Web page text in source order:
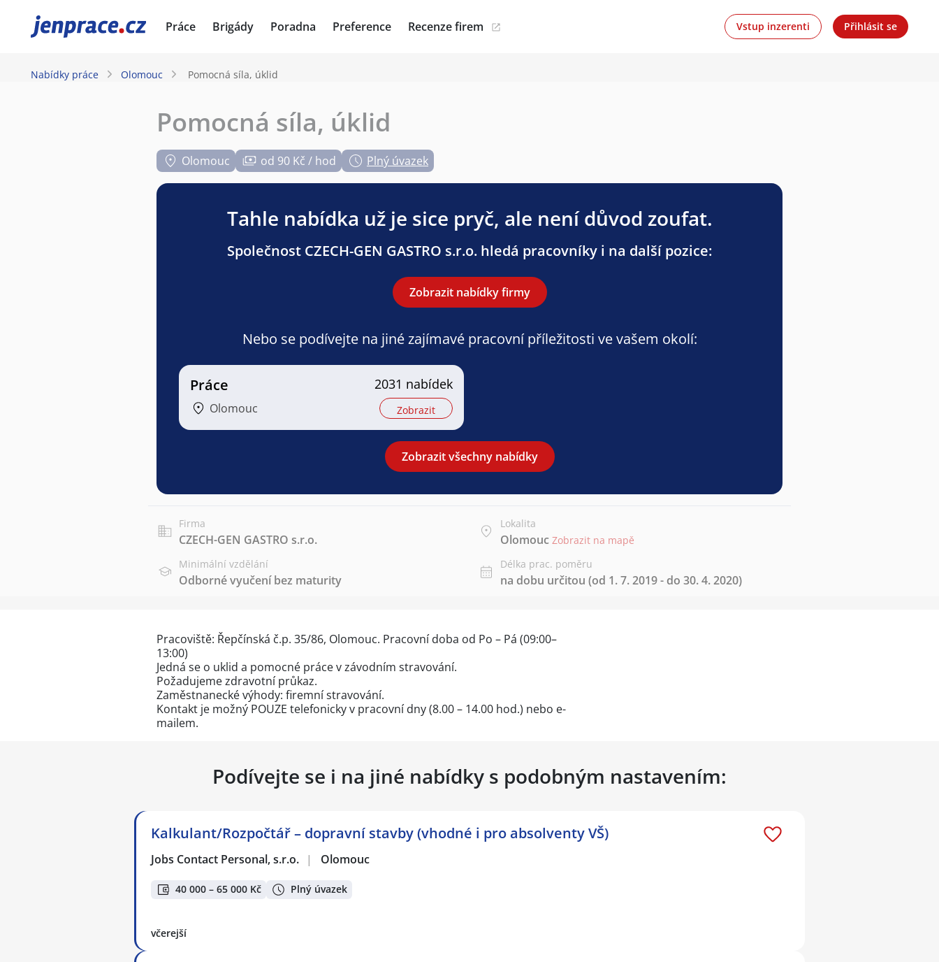
JenPráce.cz Práce Brigády Poradna Preference Recenze firem Vstup inzerenti Přihlásit se
Nabídky práce Olomouc Pomocná síla, úklid
Pomocná síla, úklid
Olomouc od 90 Kč / hod Plný úvazek
Tahle nabídka už je sice pryč, ale není důvod zoufat.
Společnost CZECH-GEN GASTRO s.r.o. hledá pracovníky i na další pozice:
Zobrazit nabídky firmy
Nebo se podívejte na jiné zajímavé pracovní příležitosti ve vašem okolí:
Práce
Olomouc
2031 nabídek
Zobrazit
Zobrazit všechny nabídky
Firma
CZECH-GEN GASTRO s.r.o.
Lokalita
Olomouc Zobrazit na mapě
Minimální vzdělání
Odborné vyučení bez maturity
Délka prac. poměru
na dobu určitou (od 1. 7. 2019 - do 30. 4. 2020)
Pracoviště: Řepčínská č.p. 35/86, Olomouc. Pracovní doba od Po – Pá (09:00–
13:00)
Jedná se o uklid a pomocné práce v závodním stravování.
Požadujeme zdravotní průkaz.
Zaměstnanecké výhody: firemní stravování.
Kontakt je možný POUZE telefonicky v pracovní dny (8.00 – 14.00 hod.) nebo e-
mailem.
Podívejte se i na jiné nabídky s podobným nastavením:
Kalkulant/Rozpočtář – dopravní stavby (vhodné i pro absolventy VŠ)
Jobs Contact Personal, s.r.o. | Olomouc
40 000 – 65 000 Kč Plný úvazek
včerejší